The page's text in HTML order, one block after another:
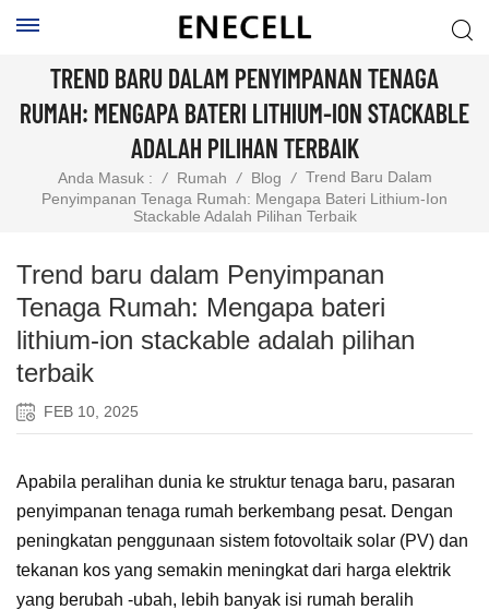
TREND BARU DALAM PENYIMPANAN TENAGA
RUMAH: MENGAPA BATERI LITHIUM-ION STACKABLE
ADALAH PILIHAN TERBAIK
Anda Masuk : / Rumah / Blog / Trend Baru Dalam
Penyimpanan Tenaga Rumah: Mengapa Bateri Lithium-Ion
Stackable Adalah Pilihan Terbaik
Trend baru dalam Penyimpanan
Tenaga Rumah: Mengapa bateri
lithium-ion stackable adalah pilihan
terbaik
FEB 10, 2025
Apabila peralihan dunia ke struktur tenaga baru, pasaran
penyimpanan tenaga rumah berkembang pesat. Dengan
peningkatan penggunaan sistem fotovoltaik solar (PV) dan
tekanan kos yang semakin meningkat dari harga elektrik
yang berubah -ubah, lebih banyak isi rumah beralih